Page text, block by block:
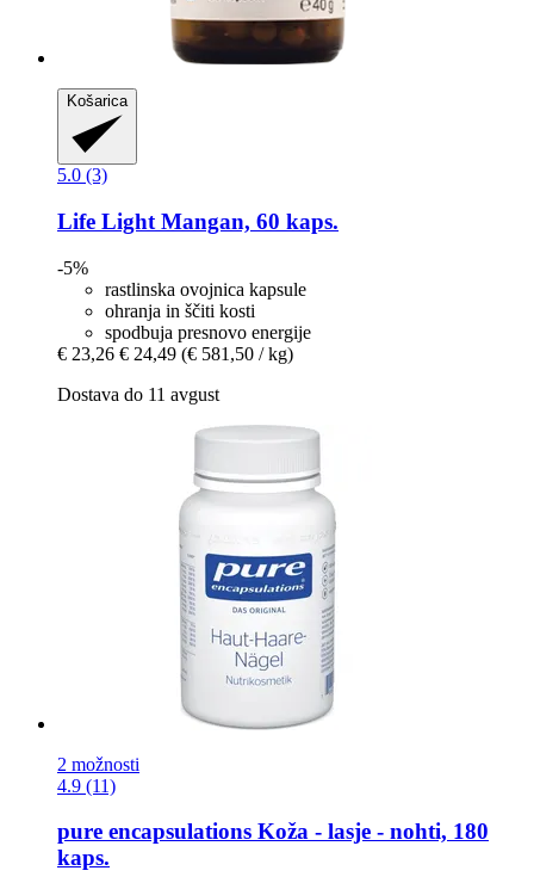
Košarica
5.0 (3)
Life Light Mangan, 60 kaps.
-5%
rastlinska ovojnica kapsule
ohranja in ščiti kosti
spodbuja presnovo energije
€ 23,26 € 24,49 (€ 581,50 / kg)
Dostava do 11 avgust
2 možnosti
4.9 (11)
pure encapsulations Koža -​ lasje -​ nohti, 180
kaps.